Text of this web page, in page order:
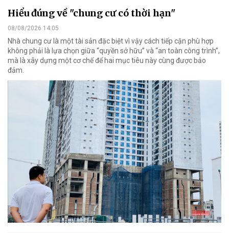
Hiểu đúng về "chung cư có thời hạn"
08/08/2026 14:05
Nhà chung cư là một tài sản đặc biệt vì vậy cách tiếp cận phù hợp
không phải là lựa chọn giữa “quyền sở hữu” và “an toàn công trình”,
mà là xây dựng một cơ chế để hai mục tiêu này cùng được bảo
đảm.